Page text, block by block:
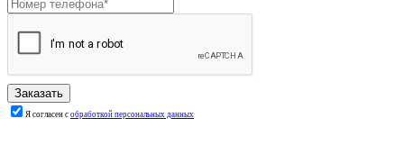
Я согласен с обработкой персональных данных